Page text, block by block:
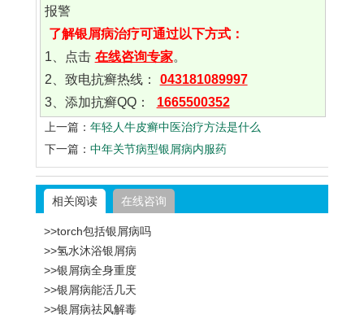
报警
了解银屑病治疗可通过以下方式：
1、点击 在线咨询专家。
2、致电抗癣热线：
043181089997
3、添加抗癣QQ：
1665500352
上一篇： 年轻人牛皮癣中医治疗方法是什么
下一篇： 中年关节病型银屑病内服药
相关阅读 在线咨询
>>torch包括银屑病吗
>>氢水沐浴银屑病
>>银屑病全身重度
>>银屑病能活几天
>>银屑病祛风解毒